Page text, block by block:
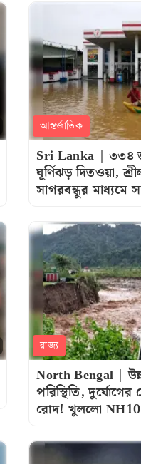
আন্তর্জাতিক
Sri Lanka | ৩৩৪
ঘূর্ণিঝড় দিতওয়া,
সাগরবন্ধুর মাধ্যমে
রাজ্য
North Bengal |
পরিস্থিতি,
রোদ! খুললো